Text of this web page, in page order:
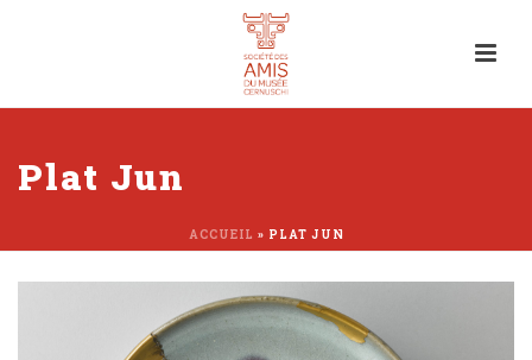
Plat Jun
ACCUEIL » PLAT JUN